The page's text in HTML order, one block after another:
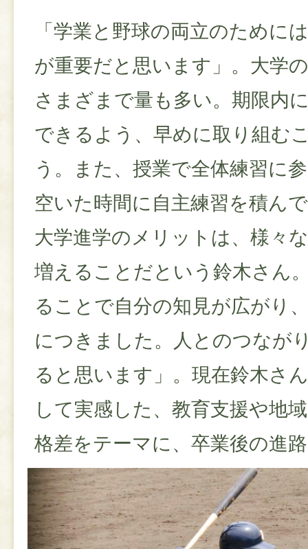
「学業と野球の両立のために
が重要だと思います」。大学
さまざまで量も多い。期限内
できるよう、早めに取り組む
う。また、授業で全体練習に
空いた時間に自主練習を積ん
大学進学のメリットは、様々
増えることだという鈴木さん
ることで自分の知見が広がり
につきました。人とのつなが
ると思います」。現在鈴木さ
して実感した、教育支援や地
格差をテーマに、卒業後の進